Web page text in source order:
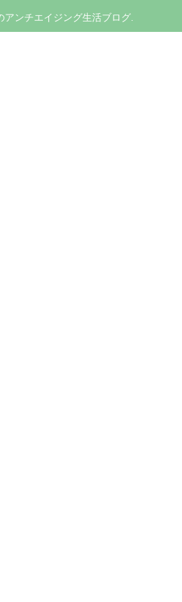
ンチエイジング生活ブログ.